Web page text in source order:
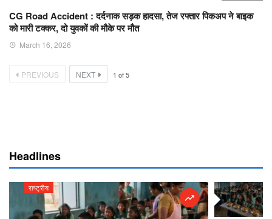
CG Road Accident : दर्दनाक सड़क हादसा, तेज रफ्तार पिकअप ने बाइक
को मारी टक्कर, दो युवकों की मौके पर मौत
March 16, 2026
PREVIOUS NEXT 1 of5
Headlines
राष्ट्रीय राष्ट्रीय